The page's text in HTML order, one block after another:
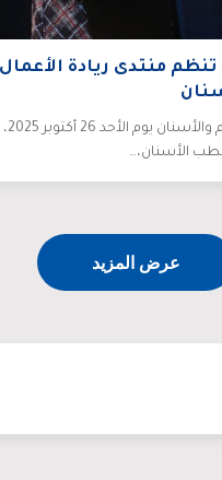
منتدى ريادة الأعمال
نظّمت
لطب الأسنان،…
عرض المزيد